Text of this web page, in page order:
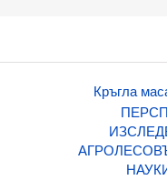
Кръгла